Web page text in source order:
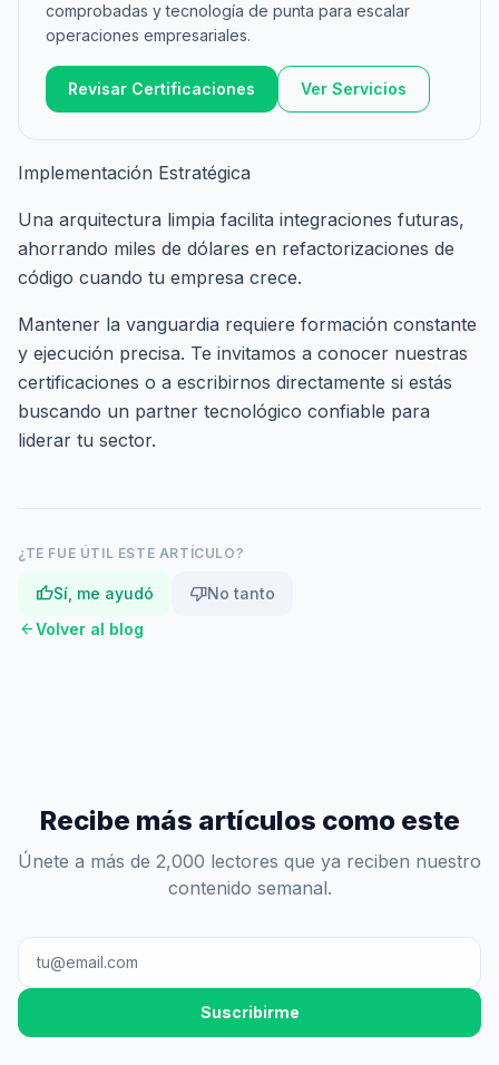
comprobadas y tecnología de punta para escalar
operaciones empresariales.
Revisar Certificaciones Ver Servicios
Implementación Estratégica
Una arquitectura limpia facilita integraciones futuras,
ahorrando miles de dólares en refactorizaciones de
código cuando tu empresa crece.
Mantener la vanguardia requiere formación constante
y ejecución precisa. Te invitamos a conocer nuestras
certificaciones o a escribirnos directamente si estás
buscando un partner tecnológico confiable para
liderar tu sector.
¿TE FUE ÚTIL ESTE ARTÍCULO?
thumb_upSí, me ayudó thumb_downNo tanto
arrow_backVolver al blog
Recibe más artículos como este
Únete a más de 2,000 lectores que ya reciben nuestro
contenido semanal.
Suscribirme